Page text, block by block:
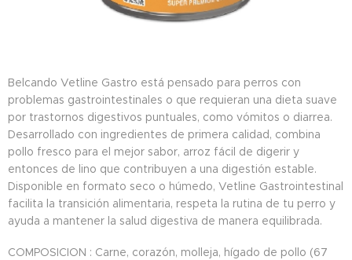
Belcando Vetline Gastro está pensado para perros con
problemas gastrointestinales o que requieran una dieta suave
por trastornos digestivos puntuales, como vómitos o diarrea.
Desarrollado con ingredientes de primera calidad, combina
pollo fresco para el mejor sabor, arroz fácil de digerir y
entonces de lino que contribuyen a una digestión estable.
Disponible en formato seco o húmedo, Vetline Gastrointestinal
facilita la transición alimentaria, respeta la rutina de tu perro y
ayuda a mantener la salud digestiva de manera equilibrada.
COMPOSICION : Carne, corazón, molleja, hígado de pollo (67